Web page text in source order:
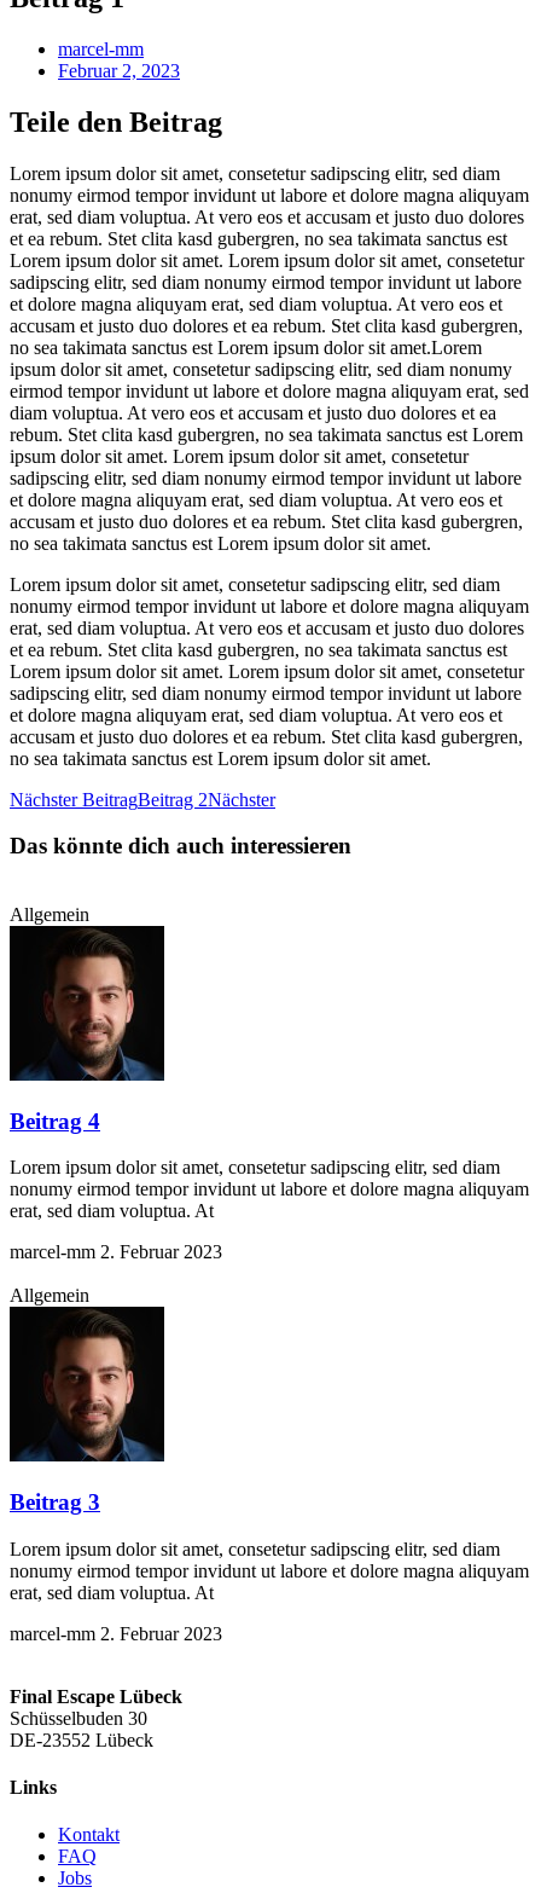
marcel-mm
Februar 2, 2023
Teile den Beitrag
Lorem ipsum dolor sit amet, consetetur sadipscing elitr, sed diam
nonumy eirmod tempor invidunt ut labore et dolore magna aliquyam
erat, sed diam voluptua. At vero eos et accusam et justo duo dolores
et ea rebum. Stet clita kasd gubergren, no sea takimata sanctus est
Lorem ipsum dolor sit amet. Lorem ipsum dolor sit amet, consetetur
sadipscing elitr, sed diam nonumy eirmod tempor invidunt ut labore
et dolore magna aliquyam erat, sed diam voluptua. At vero eos et
accusam et justo duo dolores et ea rebum. Stet clita kasd gubergren,
no sea takimata sanctus est Lorem ipsum dolor sit amet.Lorem
ipsum dolor sit amet, consetetur sadipscing elitr, sed diam nonumy
eirmod tempor invidunt ut labore et dolore magna aliquyam erat, sed
diam voluptua. At vero eos et accusam et justo duo dolores et ea
rebum. Stet clita kasd gubergren, no sea takimata sanctus est Lorem
ipsum dolor sit amet. Lorem ipsum dolor sit amet, consetetur
sadipscing elitr, sed diam nonumy eirmod tempor invidunt ut labore
et dolore magna aliquyam erat, sed diam voluptua. At vero eos et
accusam et justo duo dolores et ea rebum. Stet clita kasd gubergren,
no sea takimata sanctus est Lorem ipsum dolor sit amet.
Lorem ipsum dolor sit amet, consetetur sadipscing elitr, sed diam
nonumy eirmod tempor invidunt ut labore et dolore magna aliquyam
erat, sed diam voluptua. At vero eos et accusam et justo duo dolores
et ea rebum. Stet clita kasd gubergren, no sea takimata sanctus est
Lorem ipsum dolor sit amet. Lorem ipsum dolor sit amet, consetetur
sadipscing elitr, sed diam nonumy eirmod tempor invidunt ut labore
et dolore magna aliquyam erat, sed diam voluptua. At vero eos et
accusam et justo duo dolores et ea rebum. Stet clita kasd gubergren,
no sea takimata sanctus est Lorem ipsum dolor sit amet.
Nächster BeitragBeitrag 2Nächster
Das könnte dich auch interessieren
Allgemein
Beitrag 4
Lorem ipsum dolor sit amet, consetetur sadipscing elitr, sed diam
nonumy eirmod tempor invidunt ut labore et dolore magna aliquyam
erat, sed diam voluptua. At
marcel-mm 2. Februar 2023
Allgemein
Beitrag 3
Lorem ipsum dolor sit amet, consetetur sadipscing elitr, sed diam
nonumy eirmod tempor invidunt ut labore et dolore magna aliquyam
erat, sed diam voluptua. At
marcel-mm 2. Februar 2023
Final Escape Lübeck
Schüsselbuden 30
DE-23552 Lübeck
Links
Kontakt
FAQ
Jobs